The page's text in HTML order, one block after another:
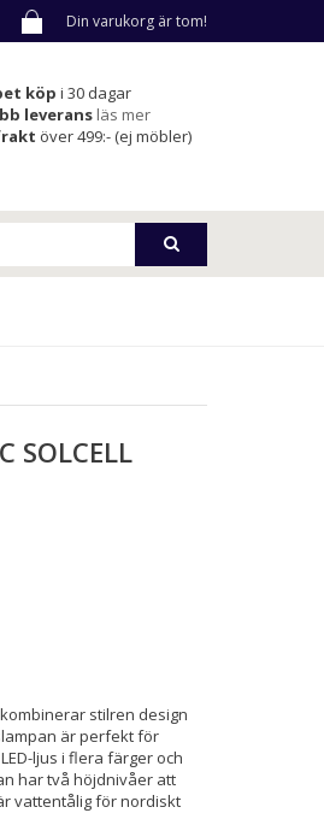
Din varukorg är tom!
köpi 30 dagar
leverans läs mer
över 499:- (ej möbler)
SOLCELL
stilren design
är perfekt för
ljus i flera färger och
har två höjdnivåer att
vattentålig för nordiskt